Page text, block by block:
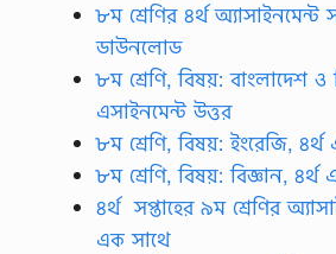
৮ম শ্রেণির ৪র্থ
ডাউনলোড
৮ম শ্রেণি, বিষয়: বাংলাদেশ ও
এসাইনমেন্ট উত্তর
৮ম শ্রেণি, বিষয়: ইংরেজি, ৪র্থ
৮ম শ্রেণি, বিষয়: বিজ্ঞান, ৪র্থ
৪র্থ সপ্তাহের ৯ম শ্রেণির
এক সাথে